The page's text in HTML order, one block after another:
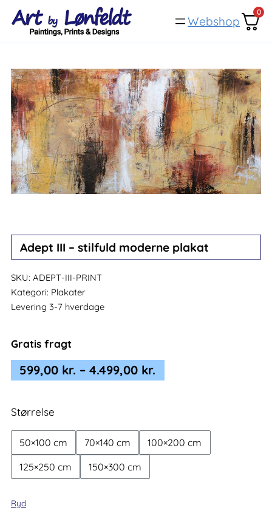
Spring
indhold
Webshop
0
Adept III – stilfuld moderne plakat
SKU: ADEPT-III-PRINT
Kategori: Plakater
Levering 3-7 hverdage
Gratis fragt
599,00 kr. – 4.499,00 kr.
599,00 kr.
Størrelse
50×100 cm 70×140 cm
100×200 cm
125×250 cm
150×300 cm
Ryd